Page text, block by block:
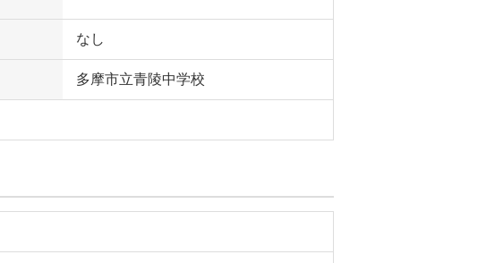
なし
多摩市立青陵中学校